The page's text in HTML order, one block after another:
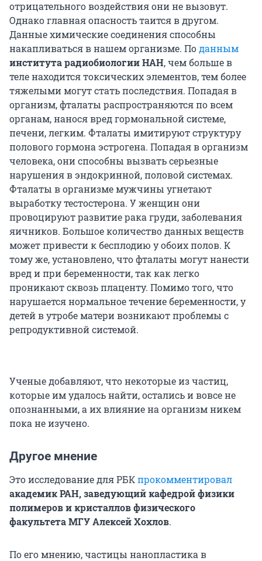
отрицательного воздействия они не вызовут.
Однако главная опасность таится в другом.
Данные химические соединения способны
накапливаться в нашем организме. Поданным
института радиобиологии НАН, чем больше в
теле находится токсических элементов, тем более
тяжелыми могут стать последствия. Попадая в
организм, фталаты распространяются по всем
органам, нанося вред гормональной системе,
печени, легким. Фталаты имитируют структуру
полового гормона эстрогена. Попадая в организм
человека, они способны вызвать серьезные
нарушения в эндокринной, половой системах.
Фталаты в организме мужчины угнетают
выработку тестостерона. У женщин они
провоцируют развитие рака груди, заболевания
яичников. Большое количество данных веществ
может привести к бесплодию у обоих полов. К
тому же, установлено, что фталаты могут нанести
вред и при беременности, так как легко
проникают сквозь плаценту. Помимо того, что
нарушается нормальное течение беременности, у
детей в утробе матери возникают проблемы с
репродуктивной системой.
Ученые добавляют, что некоторые из частиц,
которые им удалось найти, остались и вовсе не
опознанными, а их влияние на организм никем
пока не изучено.
Другое мнение
Это исследование для РБКпрокомментировал
академик РАН, заведующий кафедрой физики
полимеров и кристаллов физического
факультета МГУ Алексей Хохлов.
По его мнению, частицы нанопластика в